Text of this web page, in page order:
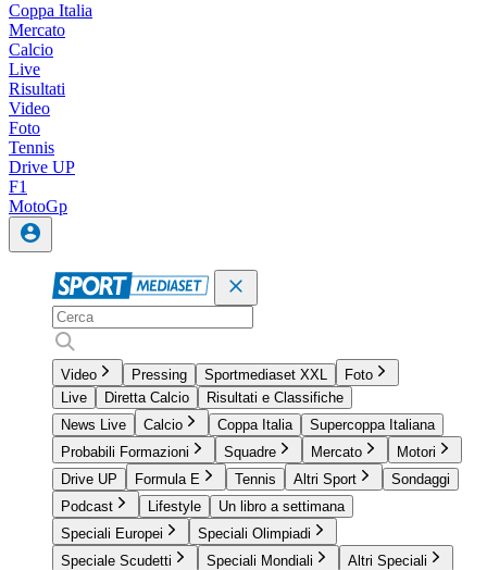
Coppa Italia
Mercato
Calcio
Live
Risultati
Video
Foto
Tennis
Drive UP
F1
MotoGp
Video Pressing Sportmediaset XXL
Foto
Live
Diretta Calcio
Risultati e Classifiche
News Live
Calcio Coppa Italia
Supercoppa Italiana
Probabili Formazioni
Squadre Mercato
Motori
Drive UP
Formula E Tennis Altri Sport
Sondaggi
Podcast
Lifestyle
Un libro a settimana
Speciali Europei
Speciali Olimpiadi
Speciale Scudetti
Speciali Mondiali Altri Speciali